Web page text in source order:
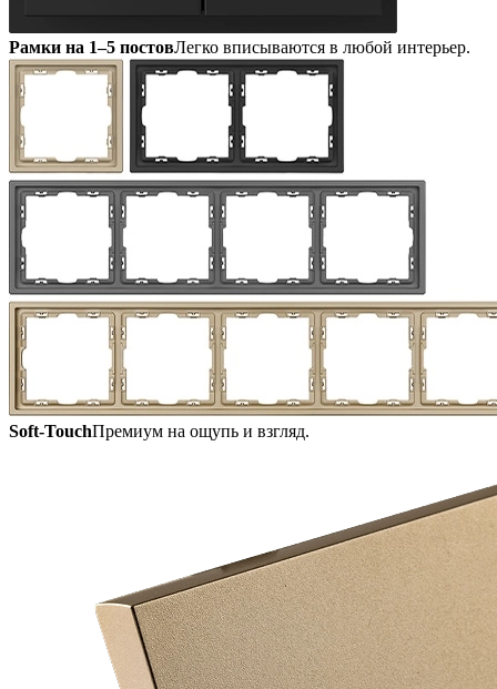
Рамки на 1–5 постовЛегко вписываются в любой интерьер.
Soft-TouchПремиум на ощупь и взгляд.